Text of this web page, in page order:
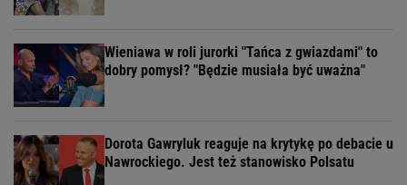
Wieniawa w roli jurorki "Tańca z gwiazdami" to
dobry pomysł? "Będzie musiała być uważna"
Dorota Gawryluk reaguje na krytykę po debacie u
Nawrockiego. Jest też stanowisko Polsatu